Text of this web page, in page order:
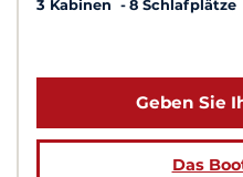
3 Kabinen
8 Schlafplätze
Geben Sie
Das